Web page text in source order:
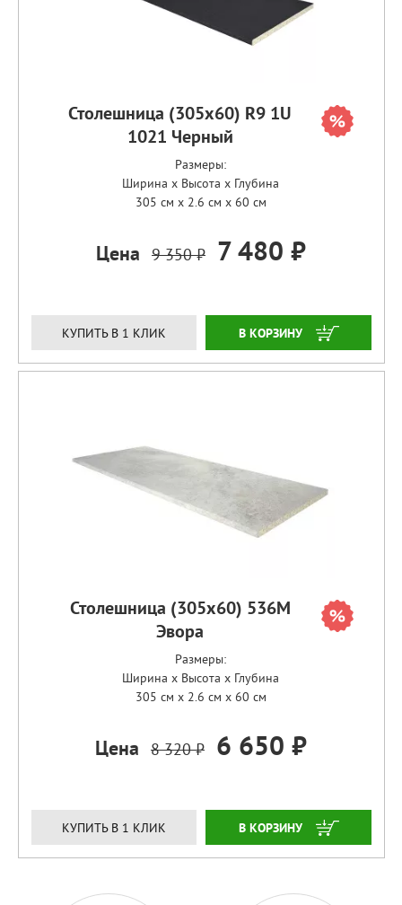
Столешница (305х60) R9 1U
1021 Черный
Размеры:
Ширина x Высота x Глубина
305 см x 2.6 см x 60 см
Цена 9 350 ₽ 7 480 ₽
КУПИТЬ В 1 КЛИК ЗАКАЗАТЬ
Столешница (305х60) 536М
Эвора
Размеры:
Ширина x Высота x Глубина
305 см x 2.6 см x 60 см
Цена 8 320 ₽ 6 650 ₽
КУПИТЬ В 1 КЛИК ЗАКАЗАТЬ